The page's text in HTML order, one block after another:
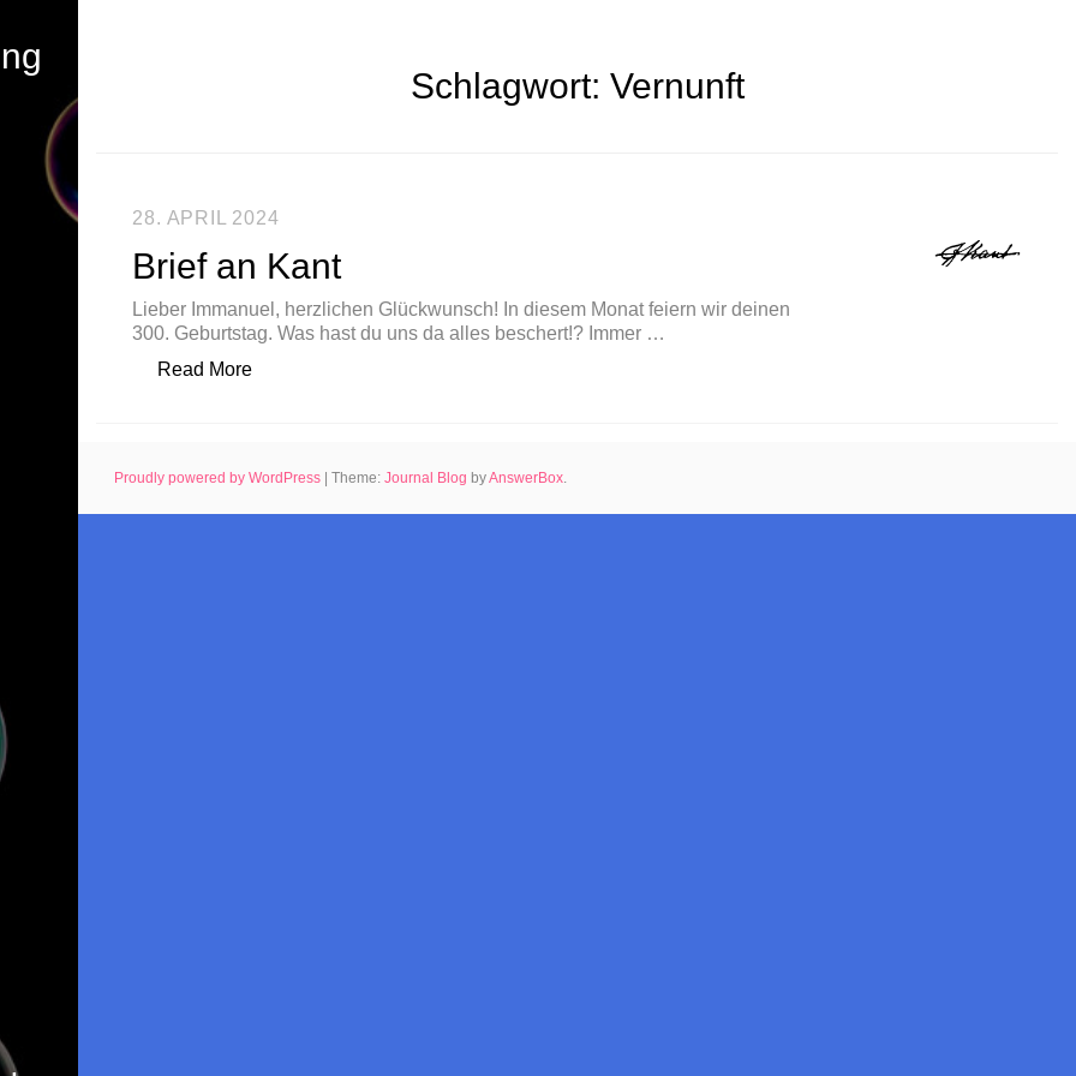
Schlagwort: Vernunft
28. APRIL 2024
Brief an Kant
Lieber Immanuel, herzlichen Glückwunsch! In diesem Monat feiern wir deinen
300. Geburtstag. Was hast du uns da alles beschert!? Immer …
Read More„Brief an Kant“
Proudly powered by WordPress |Theme:Journal Blog byAnswerBox.